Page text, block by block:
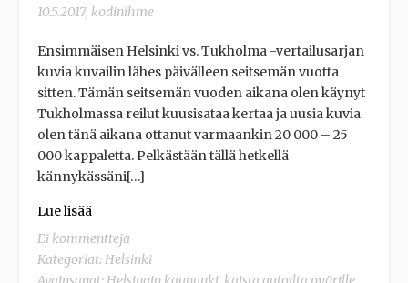
10.5.2017, kodinihme
Ensimmäisen Helsinki vs. Tukholma -vertailusarjan
kuvia kuvailin lähes päivälleen seitsemän vuotta
sitten. Tämän seitsemän vuoden aikana olen käynyt
Tukholmassa reilut kuusisataa kertaa ja uusia kuvia
olen tänä aikana ottanut varmaankin 20 000 – 25
000 kappaletta. Pelkästään tällä hetkellä
kännykässäni[…]
Lue lisää
Ei kommentteja
Kategoriat:Helsinki